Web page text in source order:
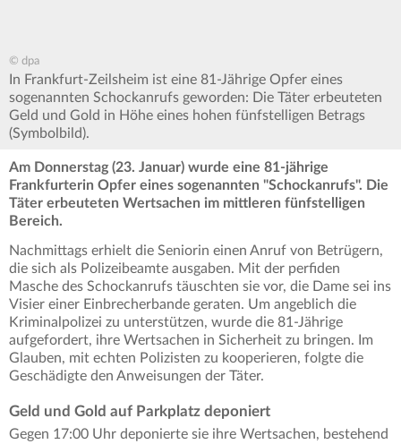
© dpa
In Frankfurt-Zeilsheim ist eine 81-Jährige Opfer eines
sogenannten Schockanrufs geworden: Die Täter erbeuteten
Geld und Gold in Höhe eines hohen fünfstelligen Betrags
(Symbolbild).
Am Donnerstag (23. Januar) wurde eine 81-jährige
Frankfurterin Opfer eines sogenannten "Schockanrufs". Die
Täter erbeuteten Wertsachen im mittleren fünfstelligen
Bereich.
Nachmittags erhielt die Seniorin einen Anruf von Betrügern,
die sich als Polizeibeamte ausgaben. Mit der perfiden
Masche des Schockanrufs täuschten sie vor, die Dame sei ins
Visier einer Einbrecherbande geraten. Um angeblich die
Kriminalpolizei zu unterstützen, wurde die 81-Jährige
aufgefordert, ihre Wertsachen in Sicherheit zu bringen. Im
Glauben, mit echten Polizisten zu kooperieren, folgte die
Geschädigte den Anweisungen der Täter.
Geld und Gold auf Parkplatz deponiert
Gegen 17:00 Uhr deponierte sie ihre Wertsachen, bestehend